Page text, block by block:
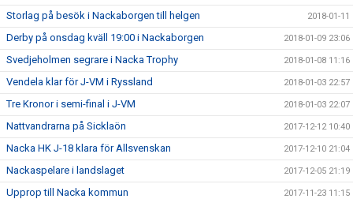
Storlag på besök i Nackaborgen till helgen 2018-01-11
Derby på onsdag kväll 19:00 i Nackaborgen 2018-01-09 23:06
Svedjeholmen segrare i Nacka Trophy 2018-01-08 11:16
Vendela klar för J-VM i Ryssland 2018-01-03 22:57
Tre Kronor i semi-final i J-VM 2018-01-03 22:07
Nattvandrarna på Sicklaön 2017-12-12 10:40
Nacka HK J-18 klara för Allsvenskan 2017-12-10 21:04
Nackaspelare i landslaget 2017-12-05 21:19
Upprop till Nacka kommun 2017-11-23 11:15